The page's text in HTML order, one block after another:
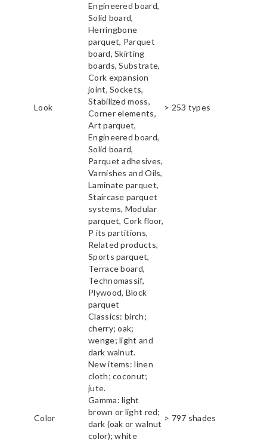
Look
Engineered board,
Solid board,
Herringbone
parquet, Parquet
board, Skirting
boards, Substrate,
Cork expansion
joint, Sockets,
Stabilized moss,
Corner elements,
Art parquet,
Engineered board,
Solid board,
Parquet adhesives,
Varnishes and Oils,
Laminate parquet,
Staircase parquet
systems, Modular
parquet, Cork floor,
P its partitions,
Related products,
Sports parquet,
Terrace board,
Technomassif,
Plywood, Block
parquet
> 253 types
Color
Classics: birch;
cherry; oak;
wenge; light and
dark walnut.
New items: linen
cloth; coconut;
jute.
Gamma: light
brown or light red;
dark (oak or walnut
color); white
> 797 shades